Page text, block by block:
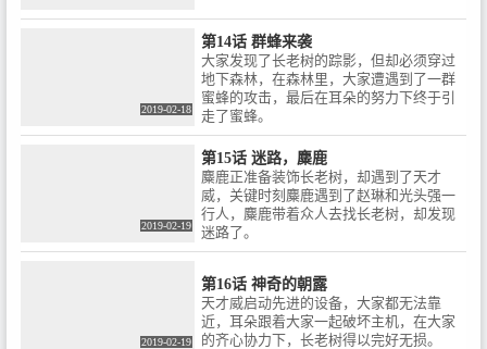
2019-02-18
第14话 群蜂来袭
大家发现了长老树的踪影，但却必须穿过
地下森林，在森林里，大家遭遇到了一群
蜜蜂的攻击，最后在耳朵的努力下终于引
走了蜜蜂。
2019-02-19
第15话 迷路，麋鹿
麋鹿正准备装饰长老树，却遇到了天才
威，关键时刻麋鹿遇到了赵琳和光头强一
行人，麋鹿带着众人去找长老树，却发现
迷路了。
2019-02-19
第16话 神奇的朝露
天才威启动先进的设备，大家都无法靠
近，耳朵跟着大家一起破坏主机，在大家
的齐心协力下，长老树得以完好无损。